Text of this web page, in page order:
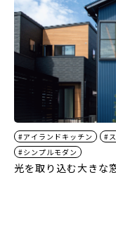
#アイランドキッチン #
#シンプルモダン
光を取り込む大きな